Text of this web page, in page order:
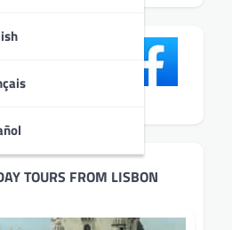
TOURS FROM LISBON